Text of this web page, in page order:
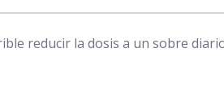
reducir la dosis a un sobre